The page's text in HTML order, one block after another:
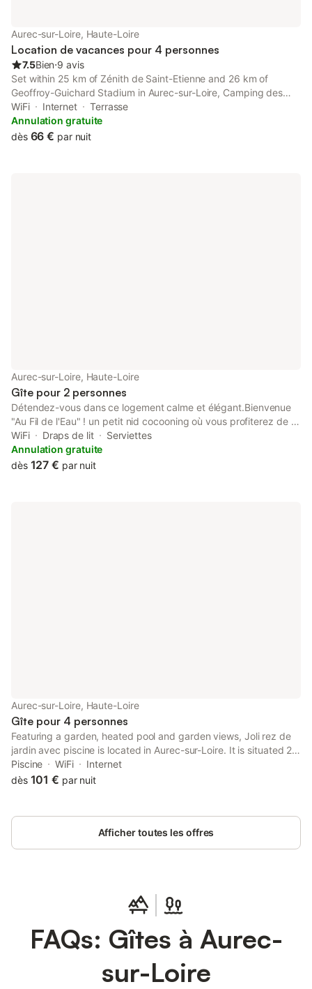
annonce), un supplément peut s'appliquer. Seuls les
équipements mentionnés spécifiquement dans cette annonce
sont présents. Un équipement non indiqué n
Aurec-sur-Loire, Haute-Loire
Location de vacances pour 4 personnes
7.5Bien⋅9 avis
Set within 25 km of Zénith de Saint-Etienne and 26 km of
Geoffroy-Guichard Stadium in Aurec-sur-Loire, Camping des
Gorges de La Loire offers accommodation with seating area.
This property offers access to a terrace, free private parking
and free...
WiFi Internet
Terrasse
Annulation gratuite
dès 66 € par nuit
Aurec-sur-Loire, Haute-Loire
Gîte pour 2 personnes
Détendez-vous dans ce logement calme et élégant.Bienvenue
"Au Fil de l'Eau" ! un petit nid cocooning où vous profiterez de la
balnéo haut de gamme et de la chromothérapie pour un
moment de détente inoubliable. Profitez également de Netflix.
Offrez-vous un séjour ou une nuit romantique dans ce paysage
WiFi Draps de lit
Serviettes
Annulation gratuite
dès 127 € par nuit
Aurec-sur-Loire, Haute-Loire
Gîte pour 4 personnes
Featuring a garden, heated pool and garden views, Joli rez de
jardin avec piscine is located in Aurec-sur-Loire. It is situated 23
km from Zénith de Saint-Etienne and features a 24-hour front
desk.
Piscine WiFi
Internet
dès 101 € par nuit
Afficher toutes les offres
FAQs: Gîtes à Aurec-
sur-Loire